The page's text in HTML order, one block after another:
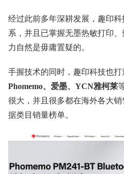
经过此前多年深耕发展，趣印
系，并且已掌握无墨热敏打印
力自然是毋庸置疑的。
手握技术的同时，趣印科技也
Phomemo、爱墨、YCN雅柯莱
很大，并且很多都在海外各大
据类目销量榜单。